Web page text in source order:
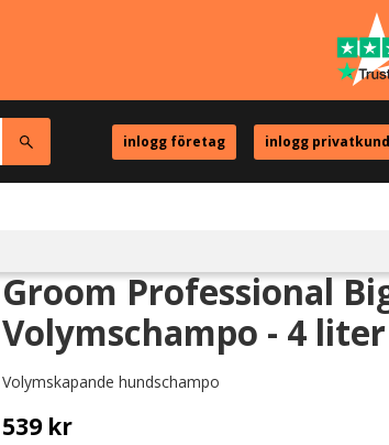
inlogg företag inlogg privatkund
Groom Professional
Volymschampo - 4 liter
Volymskapande hundschampo
539kr